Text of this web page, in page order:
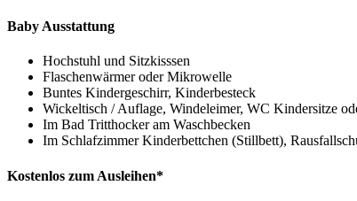
Baby Ausstattung
Hochstuhl und Sitzkisssen
Flaschenwärmer oder Mikrowelle
Buntes Kindergeschirr, Kinderbesteck
Wickeltisch / Auflage, Windeleimer, WC Kindersitze
Im Bad Tritthocker am Waschbecken
Im Schlafzimmer Kinderbettchen (Stillbett),
Kostenlos zum Ausleihen*